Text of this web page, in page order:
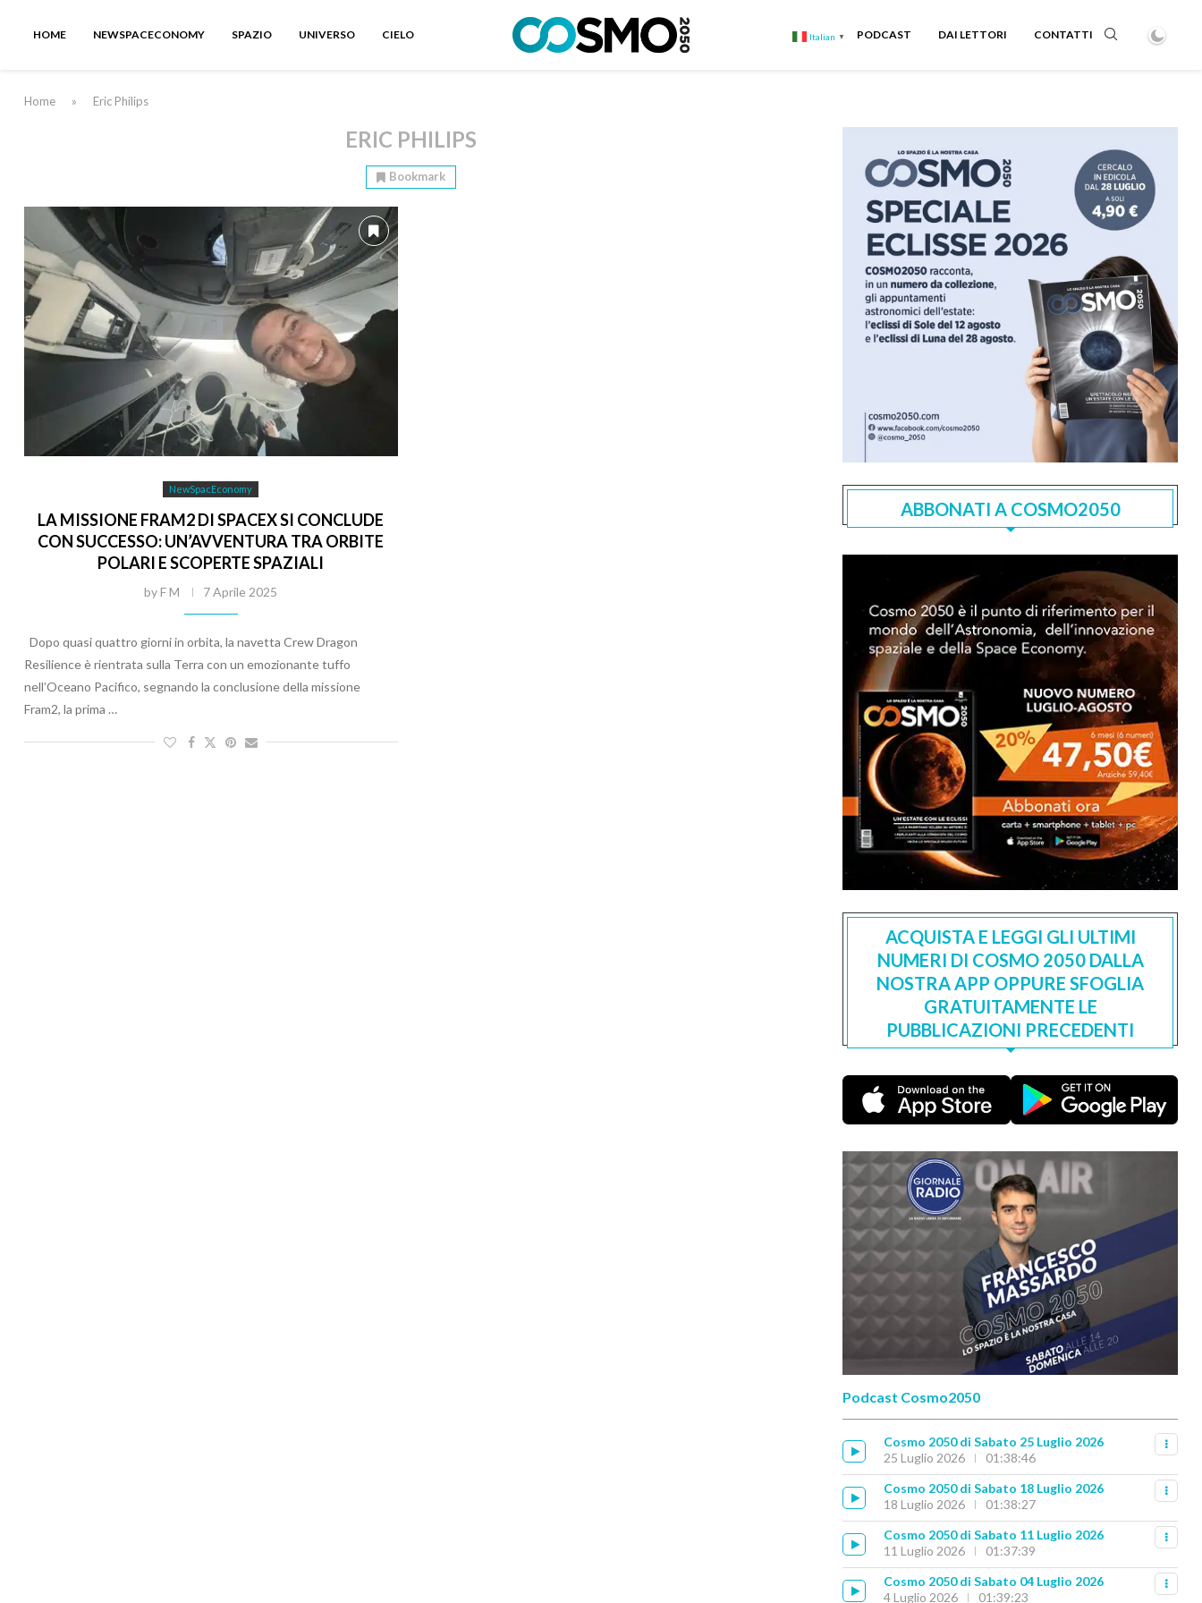
HOME NEWSPACECONOMY SPAZIO UNIVERSO CIELO Italian ▼ PODCAST DAI LETTORI CONTATTI
Home » Eric Philips
ERIC PHILIPS
Bookmark
NewSpacEconomy
LA MISSIONE FRAM2 DI SPACEX SI CONCLUDE
CON SUCCESSO: UN’AVVENTURA TRA ORBITE
POLARI E SCOPERTE SPAZIALI
byF M 7 Aprile 2025
Dopo quasi quattro giorni in orbita, la navetta Crew Dragon
Resilience è rientrata sulla Terra con un emozionante tuffo
nell’Oceano Pacifico, segnando la conclusione della missione
Fram2, la prima …
ABBONATI A COSMO2050
ACQUISTA E LEGGI GLI ULTIMI
NUMERI DI COSMO 2050 DALLA
NOSTRA APP OPPURE SFOGLIA
GRATUITAMENTE LE
PUBBLICAZIONI PRECEDENTI
Podcast Cosmo2050
Cosmo 2050 di Sabato 25 Luglio 2026
25 Luglio 2026
01:38:46
Cosmo 2050 di Sabato 18 Luglio 2026
18 Luglio 2026
01:38:27
Cosmo 2050 di Sabato 11 Luglio 2026
11 Luglio 2026
01:37:39
Cosmo 2050 di Sabato 04 Luglio 2026
4 Luglio 2026
01:39:23